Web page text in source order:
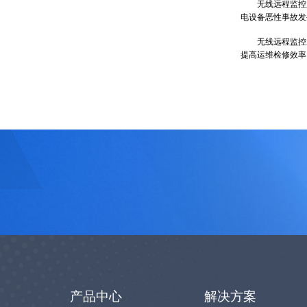
无线远程监控
电设备恶性事故
无线远程监控
提高运维检修效
产品中心 解决方案